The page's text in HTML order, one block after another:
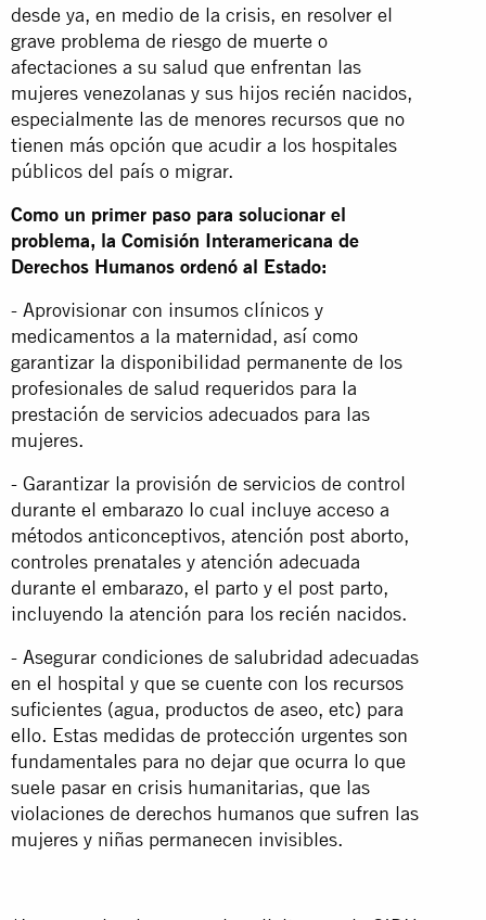
desde ya, en medio de la crisis, en resolver el
grave problema de riesgo de muerte o
afectaciones a su salud que enfrentan las
mujeres venezolanas y sus hijos recién nacidos,
especialmente las de menores recursos que no
tienen más opción que acudir a los hospitales
públicos del país o migrar.
Como un primer paso para solucionar el
problema, la Comisión Interamericana de
Derechos Humanos ordenó al Estado:
- Aprovisionar con insumos clínicos y
medicamentos a la maternidad, así como
garantizar la disponibilidad permanente de los
profesionales de salud requeridos para la
prestación de servicios adecuados para las
mujeres.
- Garantizar la provisión de servicios de control
durante el embarazo lo cual incluye acceso a
métodos anticonceptivos, atención post aborto,
controles prenatales y atención adecuada
durante el embarazo, el parto y el post parto,
incluyendo la atención para los recién nacidos.
- Asegurar condiciones de salubridad adecuadas
en el hospital y que se cuente con los recursos
suficientes (agua, productos de aseo, etc) para
ello. Estas medidas de protección urgentes son
fundamentales para no dejar que ocurra lo que
suele pasar en crisis humanitarias, que las
violaciones de derechos humanos que sufren las
mujeres y niñas permanecen invisibles.